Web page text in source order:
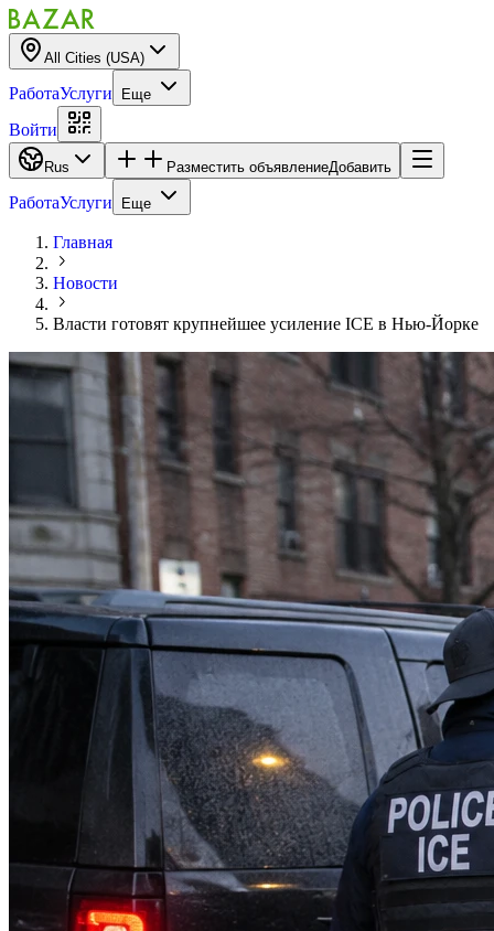
All Cities (USA)
РаботаУслуги Еще
Войти
Rus Разместить объявлениеДобавить
РаботаУслуги Еще
Главная
Новости
Власти готовят крупнейшее усиление ICE в Нью-Йорке